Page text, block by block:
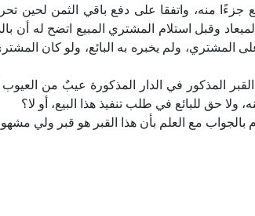
جزءًا منه، واتفقا على دفع باقي الثمن لحين
وقبل استلام المشتري المبيع اتضح له أن
المشتري، ولم يخبره به البائع، ولو كان
المذكور في الدار المذكورة عيبٌ من
ولا حق للبائع في طلب تنفيذ هذا البيع، أو لا؟
بالجواب مع العلم بأن هذا القبر هو قبر ولي